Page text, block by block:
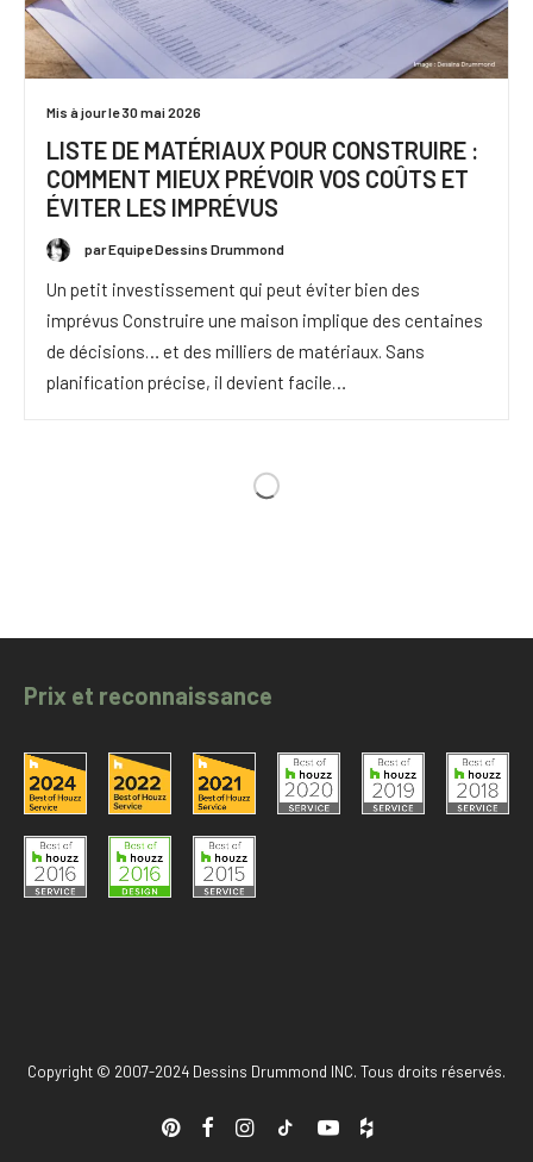
Mis à jour le 30 mai 2026
LISTE DE MATÉRIAUX POUR CONSTRUIRE :
COMMENT MIEUX PRÉVOIR VOS COÛTS ET
ÉVITER LES IMPRÉVUS
par Equipe Dessins Drummond
Un petit investissement qui peut éviter bien des
imprévus Construire une maison implique des centaines
de décisions… et des milliers de matériaux. Sans
planification précise, il devient facile…
Prix et reconnaissance
Copyright © 2007-2024 Dessins Drummond INC. Tous droits réservés.